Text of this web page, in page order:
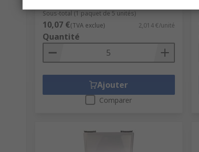
Sous-total (1 paquet de 5 unités)
10,07 €(TVA exclue) 2,014 €/unité
Quantité
Ajouter
Comparer